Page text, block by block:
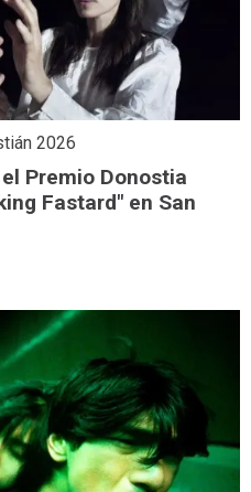
2026
Premio Donostia
Fastard" en San